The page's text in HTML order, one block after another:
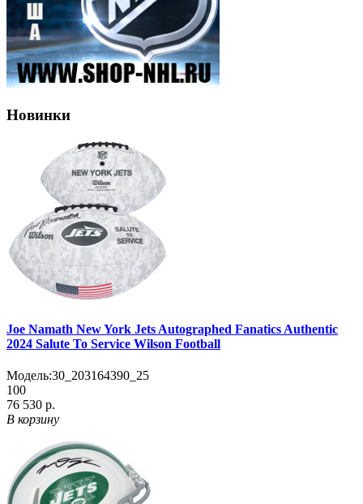
Новинки
Joe Namath New York Jets Autographed Fanatics Authentic
2024 Salute To Service Wilson Football
Модель:30_203164390_25
100
76 530 р.
В корзину